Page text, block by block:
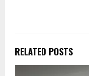
RELATED POSTS